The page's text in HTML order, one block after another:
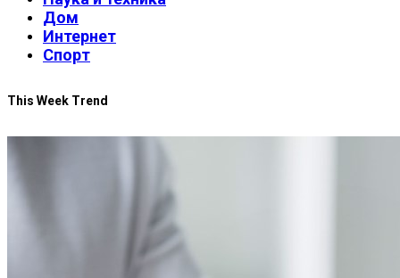
Дом
Интернет
Спорт
This Week Trend